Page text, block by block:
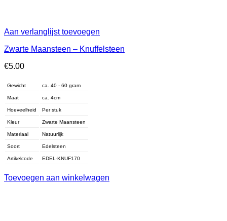
Aan verlanglijst toevoegen
Zwarte Maansteen – Knuffelsteen
€5.00
Gewicht ca. 40 - 60 gram
Maat ca. 4cm
Hoeveelheid Per stuk
Kleur Zwarte Maansteen
Materiaal Natuurlijk
Soort Edelsteen
Artikelcode EDEL-KNUF170
Toevoegen aan winkelwagen